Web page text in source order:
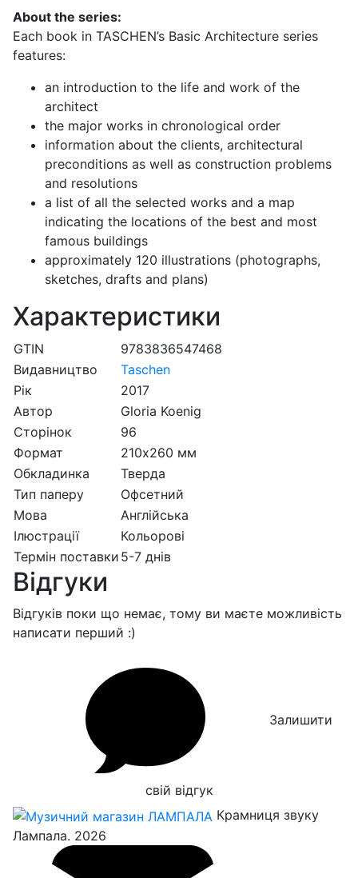
About the series:
Each book in TASCHEN’s Basic Architecture series
features:
an introduction to the life and work of the
architect
the major works in chronological order
information about the clients, architectural
preconditions as well as construction problems
and resolutions
a list of all the selected works and a map
indicating the locations of the best and most
famous buildings
approximately 120 illustrations (photographs,
sketches, drafts and plans)
Характеристики
GTIN
9783836547468
Видавництво
Taschen
Рік
2017
Автор
Gloria Koenig
Сторінок
96
Формат
210х260 мм
Обкладинка
Тверда
Тип паперу
Офсетний
Мова
Англійська
Ілюстрації
Кольорові
Термін поставки 5-7 днів
Відгуки
Відгуків поки що немає, тому ви маєте можливість
написати перший :)
Залишити
свій відгук
Крамниця звуку
Лампала. 2026